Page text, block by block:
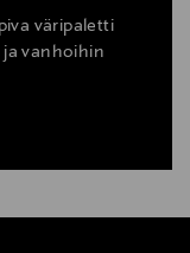
väripaletti
vanhoihin